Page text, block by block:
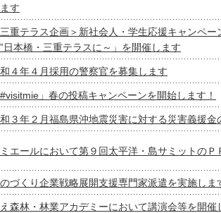
す
三重テラス企画＞新社会人・学生応援キャンペー
日本橋・三重テラスに～」を開催します
４年４月採用の警察官を募集します
#visitmie」春の投稿キャンペーンを開始します！
３年２月福島県沖地震災害に対する災害義援金
エールにおいて第９回太平洋・島サミットの
づくり企業戦略展開支援専門家派遣を実施しま
森林・林業アカデミーにおいて講演会等を開催